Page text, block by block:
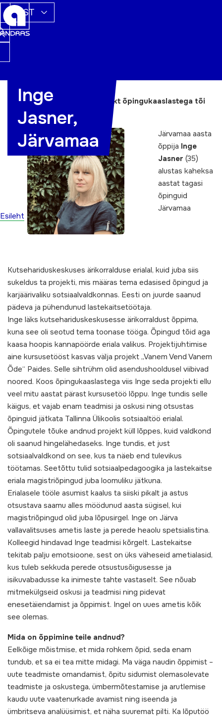
EST
Esileht
Inge
Jasner,
Järvamaa
Elumuutev kursusetöö. Projekt õpingukaaslastega tõi
uue karjääri
Järvamaa aasta
õppija Inge
Jasner (35)
alustas kaheksa
aastat tagasi
õpinguid
Järvamaa
Kutsehariduskeskuses ärikorralduse erialal, kuid juba siis
sukeldus ta projekti, mis määras tema edasised õpingud ja
karjäärivaliku sotsiaalvaldkonnas. Eesti on juurde saanud
pädeva ja pühendunud lastekaitsetöötaja.
Inge läks kutsehariduskeskusesse ärikorraldust õppima,
kuna see oli seotud tema toonase tööga. Õpingud tõid aga
kaasa hoopis kannapöörde eriala valikus. Projektijuhtimise
aine kursusetööst kasvas välja projekt „Vanem Vend Vanem
Õde“ Paides. Selle sihtrühm olid asendushooldusel viibivad
noored. Koos õpingukaaslastega viis Inge seda projekti ellu
veel mitu aastat pärast kursusetöö lõppu. Inge tundis selle
käigus, et vajab enam teadmisi ja oskusi ning otsustas
õpinguid jätkata Tallinna Ülikoolis sotsiaaltöö erialal.
Õpingutele tõuke andnud projekt küll lõppes, kuid valdkond
oli saanud hingelähedaseks. Inge tundis, et just
sotsiaalvaldkond on see, kus ta näeb end tulevikus
töötamas. Seetõttu tulid sotsiaalpedagoogika ja lastekaitse
eriala magistriõpingud juba loomuliku jätkuna.
Erialasele tööle asumist kaalus ta siiski pikalt ja astus
otsustava saamu alles möödunud aasta sügisel, kui
magistriõpingud olid juba lõpusirgel. Inge on Järva
vallavalitsuses ametis laste ja perede heaolu spetsialistina.
Kolleegid hindavad Inge teadmisi kõrgelt. Lastekaitse
tekitab palju emotsioone, sest on üks väheseid ametialasid,
kus tuleb sekkuda perede otsustusõigusesse ja
isikuvabadusse ka inimeste tahte vastaselt. See nõuab
mitmekülgseid oskusi ja teadmisi ning pidevat
enesetäiendamist ja õppimist. Ingel on uues ametis kõik
see olemas.
Mida on õppimine teile andnud?
Eelkõige mõistmise, et mida rohkem õpid, seda enam
tundub, et sa ei tea mitte midagi. Ma väga naudin õppimist –
uute teadmiste omandamist, õpitu sidumist olemasolevate
teadmiste ja oskustega, ümbermõtestamise ja arutlemise
kaudu uute vaatenurkade avamist ning iseenda ja
ümbritseva analüüsimist, et näha suuremat pilti. Ka lõputöö